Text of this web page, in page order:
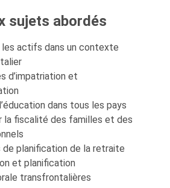
sujets abordés
actifs dans un contexte
d’impatriation et
dans tous les pays
la fiscalité des familles et des
de planification de la retraite
et planification
transfrontalières